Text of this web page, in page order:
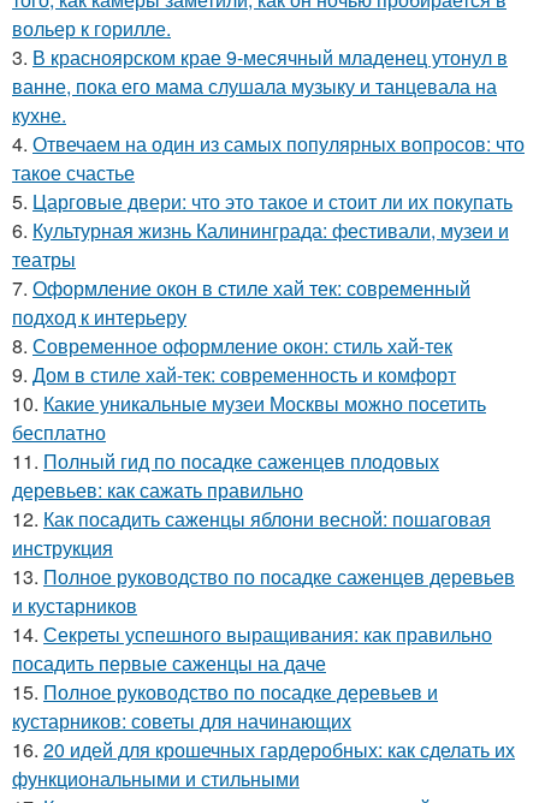
вольер к горилле.
3. В красноярском крае 9-месячный младенец утонул в
ванне, пока его мама слушала музыку и танцевала на
кухне.
4. Отвечаем на один из самых популярных вопросов: что
такое счастье
5. Царговые двери: что это такое и стоит ли их покупать
6. Культурная жизнь Калининграда: фестивали, музеи и
театры
7. Оформление окон в стиле хай тек: современный
подход к интерьеру
8. Современное оформление окон: стиль хай-тек
9. Дом в стиле хай-тек: современность и комфорт
10. Какие уникальные музеи Москвы можно посетить
бесплатно
11. Полный гид по посадке саженцев плодовых
деревьев: как сажать правильно
12. Как посадить саженцы яблони весной: пошаговая
инструкция
13. Полное руководство по посадке саженцев деревьев
и кустарников
14. Секреты успешного выращивания: как правильно
посадить первые саженцы на даче
15. Полное руководство по посадке деревьев и
кустарников: советы для начинающих
16. 20 идей для крошечных гардеробных: как сделать их
функциональными и стильными